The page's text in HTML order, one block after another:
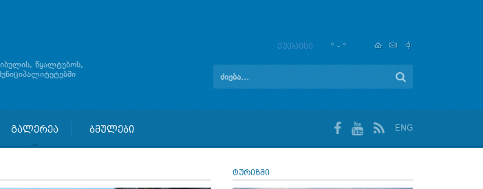
წყალტუბოს,
ქუთაისი ° - °
გალერეა ბმულები ENG
ტურიზმი